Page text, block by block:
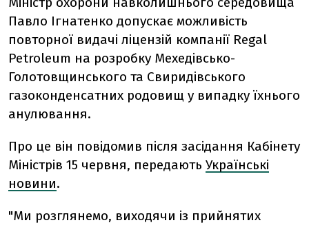
Павло Ігнатенко допускає можливість
повторної видачі ліцензій компанії Regal
Petroleum на розробку Мехедівсько-
Голотовщинського та Свиридівського
газоконденсатних родовищ у випадку їхнього
анулювання.
Про це він повідомив після засідання Кабінету
Міністрів 15 червня, передають Українські
новини.
"Ми розглянемо, виходячи із прийнятих